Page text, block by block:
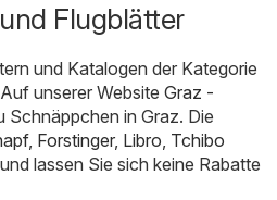
Flugblätter
und Katalogen der Kategorie
unserer Website Graz -
in Graz. Die
, Forstinger, Libro Tchibo
lassen Sie sich keine Rabatte